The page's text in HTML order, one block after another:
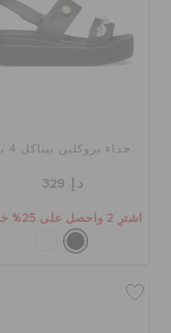
حذاء بروكلين بيناكل 4 يو
د.إ. 329
اشترِ 2 واحصل على 25% خصم